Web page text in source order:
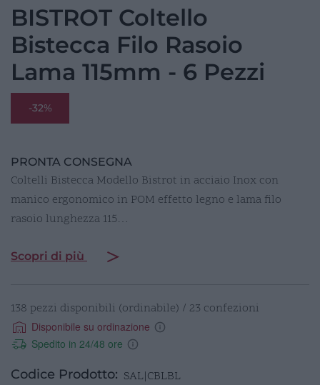
BISTROT Coltello
Bistecca Filo Rasoio
Lama 115mm - 6 Pezzi
-32%
PRONTA CONSEGNA
Coltelli Bistecca Modello Bistrot in acciaio Inox con
manico ergonomico in POM effetto legno e lama filo
rasoio lunghezza 115…
Scopri di più
138 pezzi disponibili (ordinabile) / 23 confezioni
Disponibile su ordinazione
Spedito in 24/48 ore
Codice Prodotto: SAL|CBLBL